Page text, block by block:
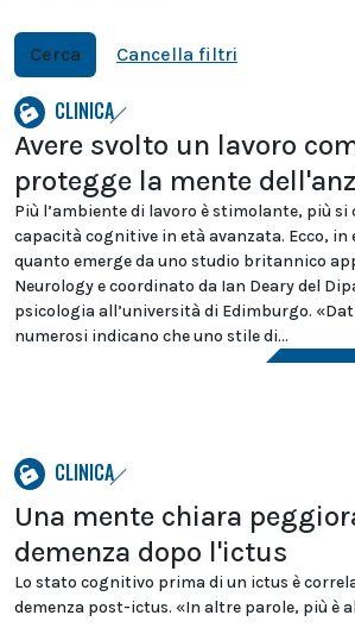
Cerca Cancella filtri
CLINICA
Avere svolto un lavoro
protegge la mente
Più l’ambiente di lavoro è stimolante, più si
capacità cognitive in età avanzata. Ecco, in
quanto emerge da uno studio britannico
Neurology e coordinato da Ian Deary del
psicologia all’università di Edimburgo.
numerosi indicano che uno stile di...
CLINICA
Una mente chiara
demenza dopo l'ictus
Lo stato cognitivo prima di un ictus è
demenza post-ictus. «In altre parole, più è